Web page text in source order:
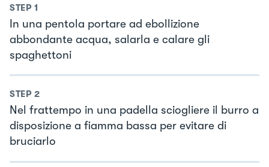
STEP 1
In una pentola portare ad ebollizione
abbondante acqua, salarla e calare gli
spaghettoni
STEP 2
Nel frattempo in una padella sciogliere il burro a
disposizione a fiamma bassa per evitare di
bruciarlo